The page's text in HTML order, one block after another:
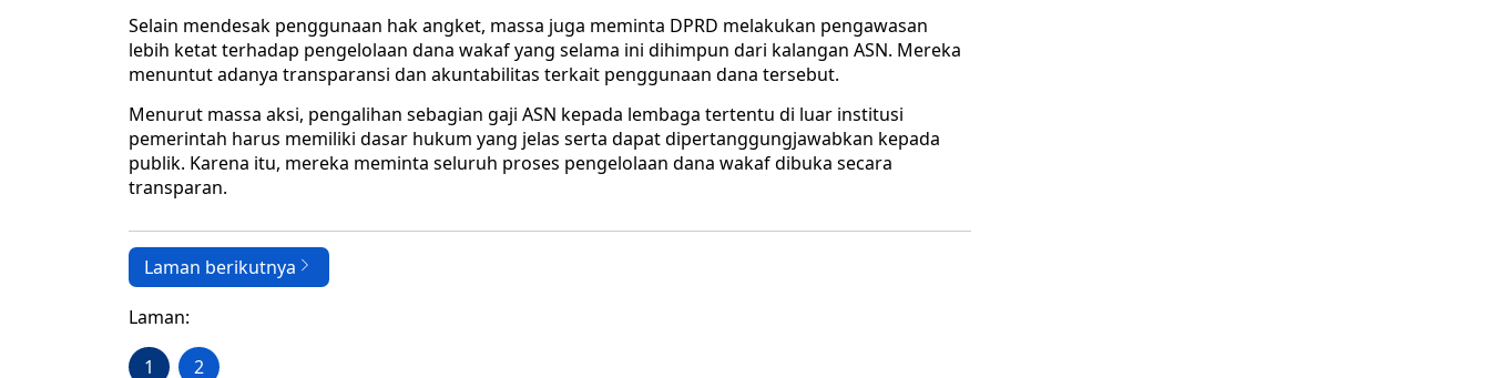
Selain mendesak penggunaan hak angket, massa juga meminta DPRD melakukan pengawasan
lebih ketat terhadap pengelolaan dana wakaf yang selama ini dihimpun dari kalangan ASN. Mereka
menuntut adanya transparansi dan akuntabilitas terkait penggunaan dana tersebut.
Menurut massa aksi, pengalihan sebagian gaji ASN kepada lembaga tertentu di luar institusi
pemerintah harus memiliki dasar hukum yang jelas serta dapat dipertanggungjawabkan kepada
publik. Karena itu, mereka meminta seluruh proses pengelolaan dana wakaf dibuka secara
transparan.
Laman berikutnya
Laman:
1 2